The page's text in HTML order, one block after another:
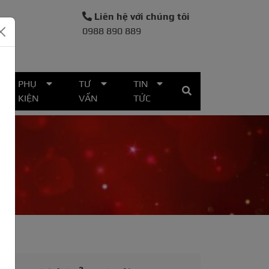
Liên hệ với chúng tôi
0988 890 889
PHỤ
KIỆN
TƯ
VẤN
TIN
TỨC